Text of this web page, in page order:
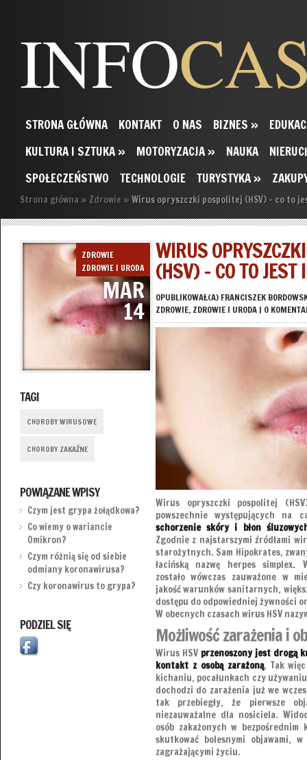
INFO
STRONA GŁÓWNA KONTAKT O NAS BIZNES »
KULTURA I SZTUKA » MOTORYZACJA » NAUKA
SPOŁECZEŃSTWO
TECHNOLOGIE TURYSTYKA »
Strona główna » Zdrowie » Wirus opryszczki pospolitej (HSV) – co to
ZDROWIE
ZDROWIE I URODA
MAR
14
TAGI
CHOROBY WIRUSOWE
CHOROBY ZAKAŹNE
POWIĄZANE WPISY
Czym jest grypa żołądkowa?
Co wiemy o wariancie
Omikron?
Czym różnią się od siebie
odmiany koronawirusa?
Czy koronawirus to grypa?
PODZIEL SIĘ
WIRUS
(HSV) – CO TO JEST
OPUBLIKOWAŁ(A) FRANCISZEK
ZDROWIE, ZDROWIE I URODA| 0
Wirus opryszczki pospolitej
powszechnie występujących na
schorzenie skóry i błon
Zgodnie z najstarszymi źródłami
starożytnych. Sam Hipokrates,
łacińską nazwę herpes simplex.
zostało wówczas zauważone w
jakość warunków sanitarnych,
dostępu do odpowiedniej żywności
W obecnych czasach wirus HSV
Możliwość zarażenia i
Wirus HSV przenoszony jest drogą
kontakt z osobą zarażoną. Tak
kichaniu, pocałunkach czy
dochodzi do zarażenia już we
tak przebiegły, że pierwsze
niezauważalne dla nosiciela.
osób zakażonych w
skutkować bolesnymi objawami,
zagrażającymi życiu.